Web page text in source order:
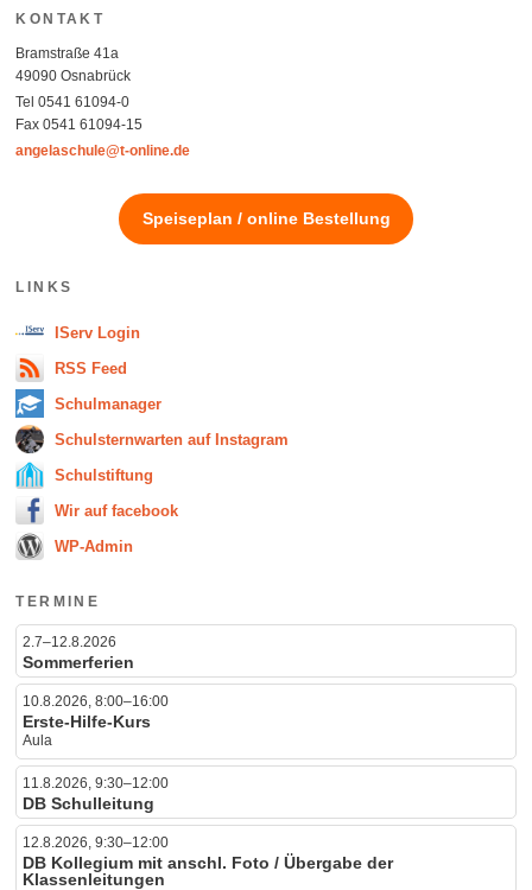
KONTAKT
Bramstraße 41a
49090 Osnabrück
Tel 0541 61094-0
Fax 0541 61094-15
angelaschule@t-online.de
Speiseplan / online Bestellung
LINKS
IServ Login
RSS Feed
Schulmanager
Schulsternwarten auf Instagram
Schulstiftung
Wir auf facebook
WP-Admin
TERMINE
2.7–12.8.2026
Sommerferien
10.8.2026, 8:00–16:00
Erste-Hilfe-Kurs
Aula
11.8.2026, 9:30–12:00
DB Schulleitung
12.8.2026, 9:30–12:00
DB Kollegium mit anschl. Foto / Übergabe der
Klassenleitungen